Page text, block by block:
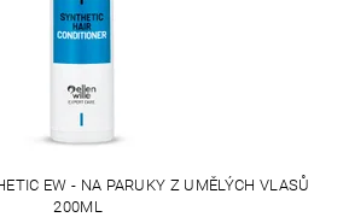
EW - NA PARUKY Z UMĚLÝCH VLASŮ
200ML